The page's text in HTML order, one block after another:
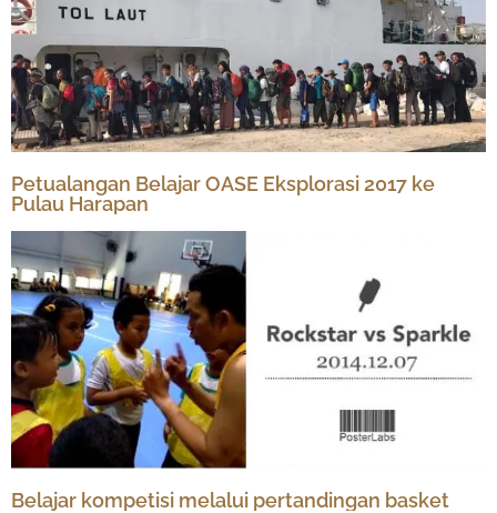
Petualangan Belajar OASE Eksplorasi 2017 ke
Pulau Harapan
Belajar kompetisi melalui pertandingan basket